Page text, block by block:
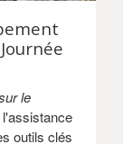
le
outils clés